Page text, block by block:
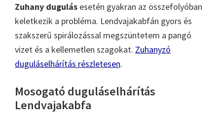
Zuhany dugulás esetén gyakran az összefolyóban
keletkezik a probléma. Lendvajakabfán gyors és
szakszerű spirálozással megszüntetem a pangó
vizet és a kellemetlen szagokat. Zuhanyzó
duguláselhárítás részletesen.
Mosogató duguláselhárítás
Lendvajakabfa